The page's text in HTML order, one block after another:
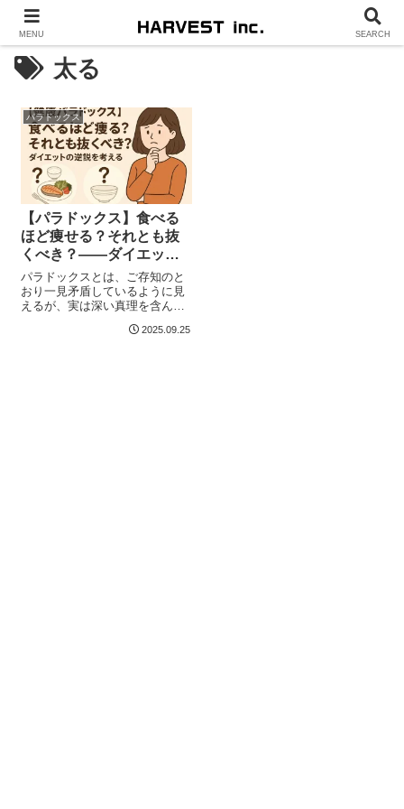
太る
パラドックス
【パラドックス】食べる
ほど痩せる？それとも抜
くべき？――ダイエット
の最大逆説
パラドックスとは、ご存知のと
おり一見矛盾しているように見
えるが、実は深い真理を含んで
2025.09.25
MENU SEARCH